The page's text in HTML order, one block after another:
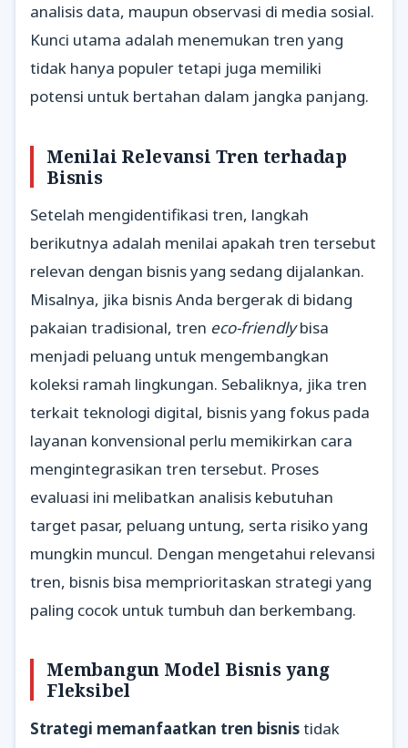
analisis data, maupun observasi di media sosial.
Kunci utama adalah menemukan tren yang
tidak hanya populer tetapi juga memiliki
potensi untuk bertahan dalam jangka panjang.
Menilai Relevansi Tren terhadap
Bisnis
Setelah mengidentifikasi tren, langkah
berikutnya adalah menilai apakah tren tersebut
relevan dengan bisnis yang sedang dijalankan.
Misalnya, jika bisnis Anda bergerak di bidang
pakaian tradisional, tren eco-friendlybisa
menjadi peluang untuk mengembangkan
koleksi ramah lingkungan. Sebaliknya, jika tren
terkait teknologi digital, bisnis yang fokus pada
layanan konvensional perlu memikirkan cara
mengintegrasikan tren tersebut. Proses
evaluasi ini melibatkan analisis kebutuhan
target pasar, peluang untung, serta risiko yang
mungkin muncul. Dengan mengetahui relevansi
tren, bisnis bisa memprioritaskan strategi yang
paling cocok untuk tumbuh dan berkembang.
Membangun Model Bisnis yang
Fleksibel
Strategi memanfaatkan tren bisnistidak